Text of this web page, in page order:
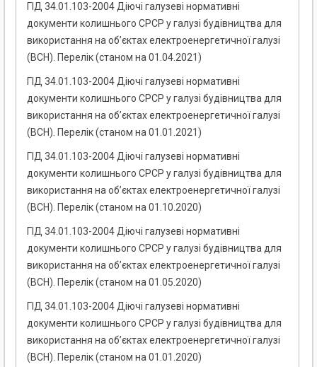
ГІД 34.01.103-2004 Діючі галузеві нормативні
документи колишнього СРСР у галузі будівництва для
використання на об’єктах електроенергетичної галузі
(ВСН). Перелік (станом на 01.04.2021)
ГІД 34.01.103-2004 Діючі галузеві нормативні
документи колишнього СРСР у галузі будівництва для
використання на об’єктах електроенергетичної галузі
(ВСН). Перелік (станом на 01.01.2021)
ГІД 34.01.103-2004 Діючі галузеві нормативні
документи колишнього СРСР у галузі будівництва для
використання на об’єктах електроенергетичної галузі
(ВСН). Перелік (станом на 01.10.2020)
ГІД 34.01.103-2004 Діючі галузеві нормативні
документи колишнього СРСР у галузі будівництва для
використання на об’єктах електроенергетичної галузі
(ВСН). Перелік (станом на 01.05.2020)
ГІД 34.01.103-2004 Діючі галузеві нормативні
документи колишнього СРСР у галузі будівництва для
використання на об’єктах електроенергетичної галузі
(ВСН). Перелік (станом на 01.01.2020)